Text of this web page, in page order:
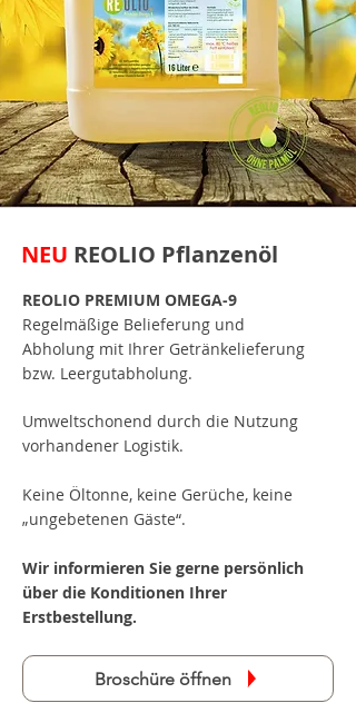
NEU REOLIO Pflanzenöl
REOLIO PREMIUM OMEGA-9
Regelmäßige Belieferung und
Abholung mit Ihrer Getränkelieferung
bzw. Leergutabholung.
Umweltschonend durch die Nutzung
vorhandener Logistik.
Keine Öltonne, keine Gerüche, keine
„ungebetenen Gäste“.
Wir informieren Sie gerne persönlich
über die Konditionen Ihrer
Erstbestellung.
Broschüre öffnen